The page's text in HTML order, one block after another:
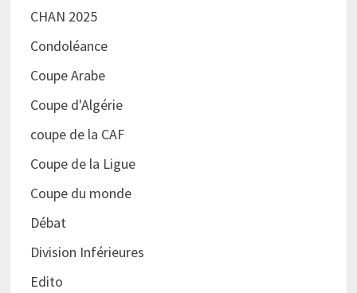
CHAN 2025
Condoléance
Coupe Arabe
Coupe d'Algérie
coupe de la CAF
Coupe de la Ligue
Coupe du monde
Débat
Division Inférieures
Edito